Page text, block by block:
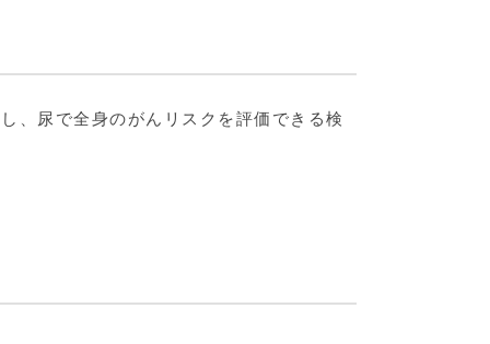
、尿で全身のがんリスクを評価できる検